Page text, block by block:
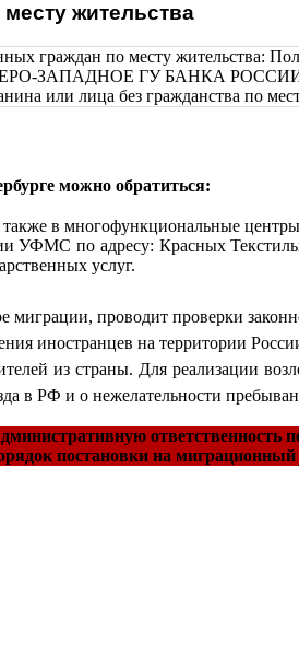
жительства
граждан по месту
ЗАПАДНОЕ ГУ БАНКА
или лица без гражданства по
можно обратиться:
в многофункциональные центры
УФМС по адресу: Красных
услуг.
проводит проверки
иностранцев на территории
из страны. Для реализации
в РФ и о нежелательности
постановки на миграционный